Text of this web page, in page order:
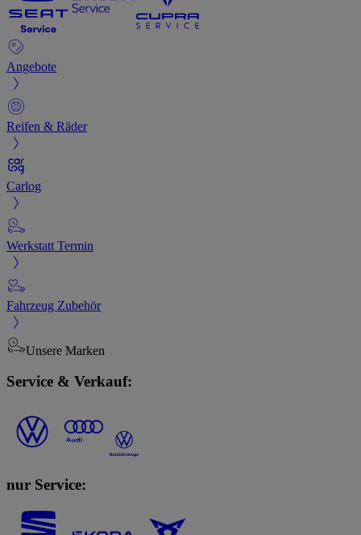
Angebote
Reifen & Räder
Carlog
Werkstatt Termin
Fahrzeug Zubehör
Unsere Marken
Service & Verkauf:
nur Service: